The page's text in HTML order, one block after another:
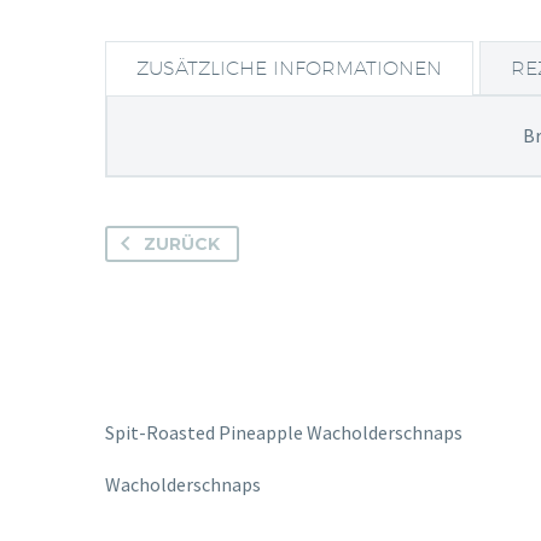
ZUSÄTZLICHE INFORMATIONEN
ZURÜCK
Spit-Roasted Pineapple Wacholderschnaps
Wacholderschnaps